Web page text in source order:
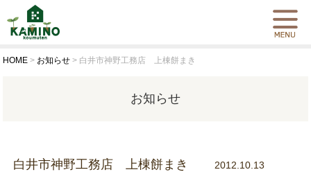
HOME > お知らせ > 白井市神野工務店 上棟餅まき
お知らせ
白井市神野工務店 上棟餅まき 2012.10.13